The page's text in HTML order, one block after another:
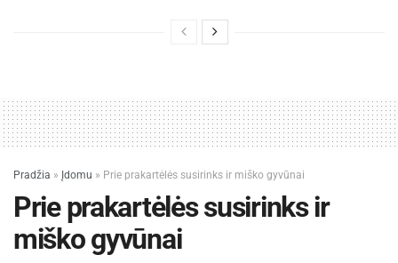
1 4 - +
Indrė Lašinytė
Pradžia » Įdomu » Prie prakartėlės susirinks ir miško gyvūnai
Prie prakartėlės susirinks ir
miško gyvūnai